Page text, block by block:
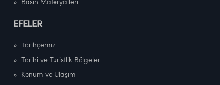
Basın Materyalleri
EFELER
Tarihçemiz
Tarihi ve Turistlik Bölgeler
Konum ve Ulaşım